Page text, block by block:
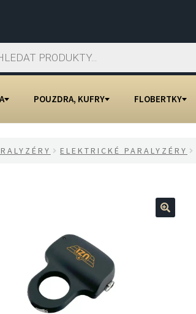
POUZDRA, KUFRY FLOBERTKY
ELEKTRICKÉ PARALYZÉRY